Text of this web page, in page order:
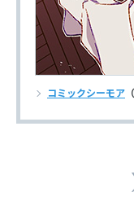
コミックシーモア